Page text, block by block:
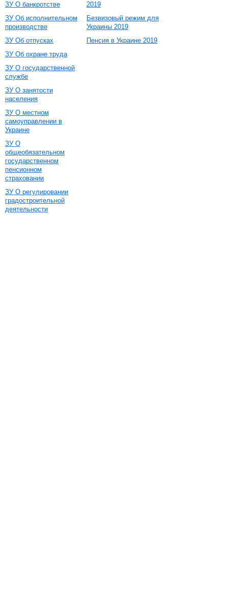
ЗУ О банкротстве
ЗУ Об исполнительном
производстве
ЗУ Об отпусках
ЗУ Об охране труда
ЗУ О государственной
службе
ЗУ О занятости
населения
ЗУ О местном
самоуправлении в
Украине
ЗУ О
общеобязательном
государственном
пенсионном
страховании
ЗУ О регулировании
градостроительной
деятельности
2019
Безвизовый режим для
Украины 2019
Пенсия в Украине 2019